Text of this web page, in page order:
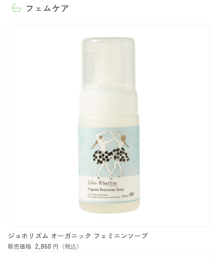
フェムケア
ジョホリズム オーガニック フェミニンソープ
販売価格 2,860 円（税込）